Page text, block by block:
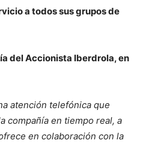
a todos sus grupos de
del Accionista Iberdrola, en
atención telefónica que
compañía en tiempo real, a
en colaboración con la